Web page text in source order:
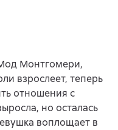
Монтгомери,
взрослеет, теперь
отношения с
но осталась
воплощает в